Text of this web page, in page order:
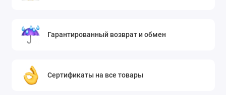
Гарантированный возврат и обмен
Сертификаты на все товары